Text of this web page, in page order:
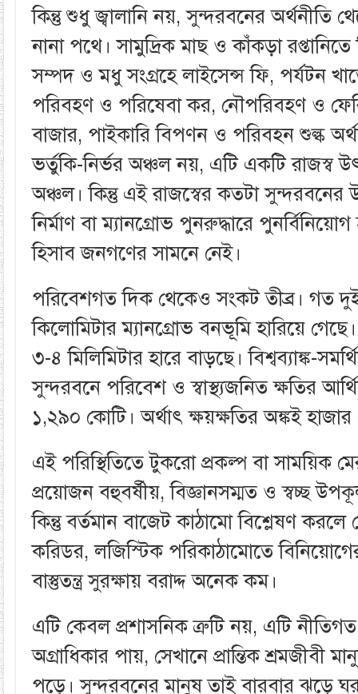
কিন্তু শুধু জ্বালানি নয়, সুন্দরবনের অর্থনীতি
নানা পথে। সামুদ্রিক মাছ ও কাঁকড়া
সম্পদ ও মধু সংগ্রহে লাইসেন্স ফি, পর্যটন
পরিবহণ ও পরিষেবা কর, নৌপরিবহণ ও
বাজার, পাইকারি বিপণন ও পরিবহন শুল্ক
ভর্তুকি-নির্ভর অঞ্চল নয়, এটি একটি রাজস্ব
অঞ্চল। কিন্তু এই রাজস্বের কতটা সুন্দরবনের
নির্মাণ বা ম্যানগ্রোভ পুনরুদ্ধারে
হিসাব জনগণের সামনে নেই।
পরিবেশগত দিক থেকেও সংকট তীব্র। গত
কিলোমিটার ম্যানগ্রোভ বনভূমি হারিয়ে
৩-৪ মিলিমিটার হারে বাড়ছে। বিশ্বব্যাঙ্ক-
সুন্দরবনে পরিবেশ ও স্বাস্থ্যজনিত ক্ষতির
১,২৯০ কোটি। অর্থাৎ ক্ষয়ক্ষতির অঙ্কই
এই পরিস্থিতিতে টুকরো প্রকল্প বা সাময়িক
প্রয়োজন বহুবর্ষীয়, বিজ্ঞানসম্মত ও স্বচ্ছ
কিন্তু বর্তমান বাজেট কাঠামো বিশ্লেষণ
করিডর, লজিস্টিক পরিকাঠামোতে
বাস্তুতন্ত্র সুরক্ষায় বরাদ্দ অনেক কম।
এটি কেবল প্রশাসনিক ত্রুটি নয়, এটি নীতিগত
অগ্রাধিকার পায়, সেখানে প্রান্তিক শ্রমজীবী
পড়ে। সুন্দরবনের মানুষ তাই বারবার ঝড়ে